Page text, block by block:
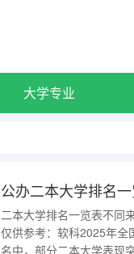
大学专业
公办二本大学排名
二本大学排名一览表不同
仅供参考：软科2025年全
名中，部分二本大学表现